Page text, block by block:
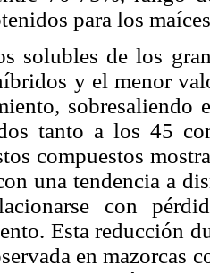
para los
solubles de los
y el menor
tanto a los 45
compuestos
una tendencia a
con
Esta reducción
en mazorcas